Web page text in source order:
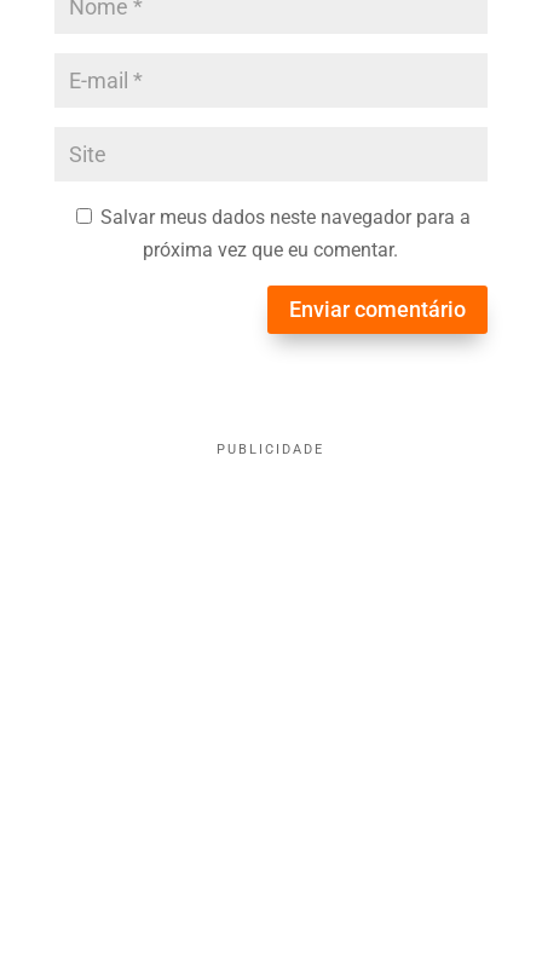
Salvar meus dados neste navegador para a
próxima vez que eu comentar.
Enviar comentário
PUBLICIDADE